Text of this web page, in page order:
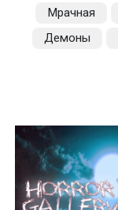
Мрачная
Демоны